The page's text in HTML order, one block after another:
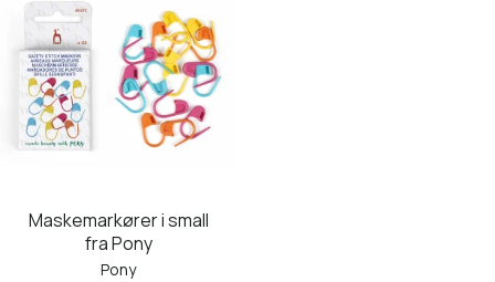
Maskemarkører i small
fra Pony
Pony